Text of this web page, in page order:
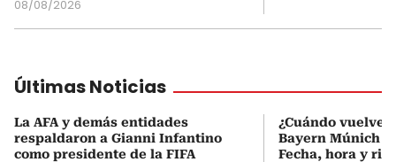
08/08/2026
Últimas Noticias
La AFA y demás entidades
respaldaron a Gianni Infantino
como presidente de la FIFA
¿Cuándo vuelve
Bayern Múnich
Fecha, hora y